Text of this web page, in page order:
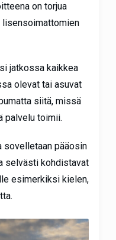
on torjua
lisensoimattomien
jatkossa kaikkea
olevat tai asuvat
siitä, missä
palvelu toimii.
sovelletaan pääosin
selvästi kohdistavat
esimerkiksi kielen,